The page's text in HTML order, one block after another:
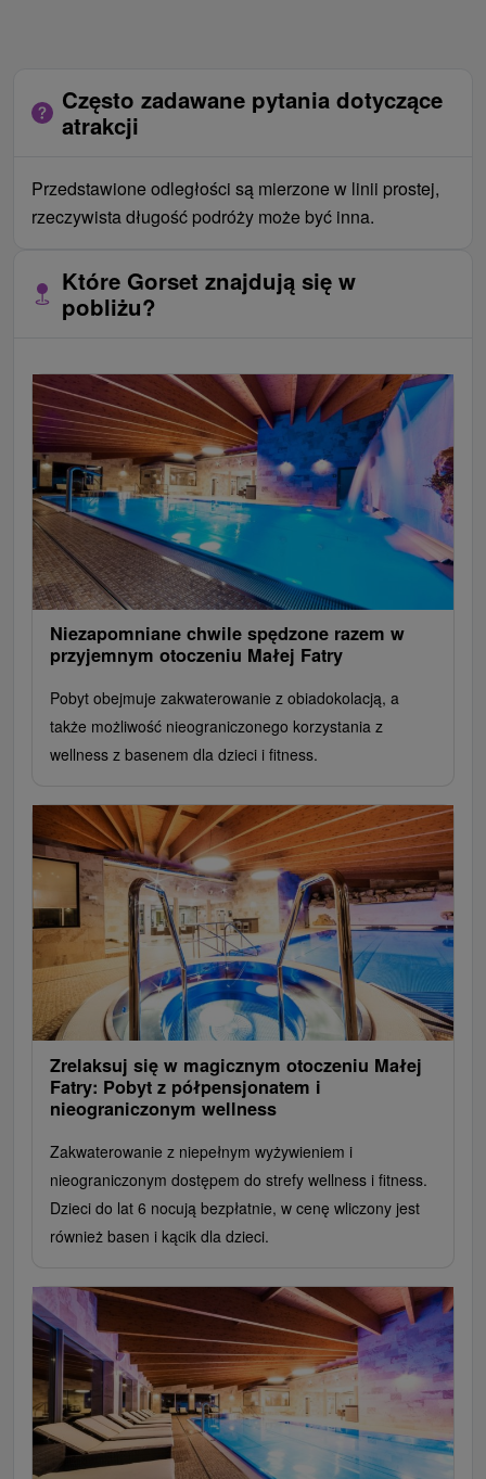
Często zadawane pytania dotyczące
atrakcji
Przedstawione odległości są mierzone w linii prostej,
rzeczywista długość podróży może być inna.
Które Gorset znajdują się w
pobliżu?
Niezapomniane chwile spędzone razem w
przyjemnym otoczeniu Małej Fatry
Pobyt obejmuje zakwaterowanie z obiadokolacją, a
także możliwość nieograniczonego korzystania z
wellness z basenem dla dzieci i fitness.
Zrelaksuj się w magicznym otoczeniu Małej
Fatry: Pobyt z półpensjonatem i
nieograniczonym wellness
Zakwaterowanie z niepełnym wyżywieniem i
nieograniczonym dostępem do strefy wellness i fitness.
Dzieci do lat 6 nocują bezpłatnie, w cenę wliczony jest
również basen i kącik dla dzieci.